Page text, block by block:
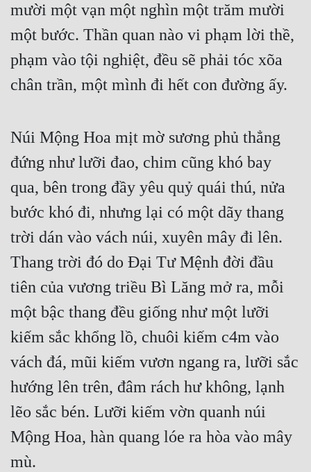
Cổ Tiên Hiệp
Cổ Đại
Du Hí
Dã Sử
Góc Nhìn Nam
Góc Nhìn Nữ
Huyền Huyễn
Huyền Nghi
Huyền Ảo
Hài Hước
Hệ Thống
Học Đường
Khoa Huyễn Không Gian
mười một vạn một nghìn một trăm mười
một bước. Thần quan nào vi phạm lời thề,
phạm vào tội nghiệt, đều sẽ phải tóc xõa
chân trần, một mình đi hết con đường ấy.
Núi Mộng Hoa mịt mờ sương phủ thẳng
đứng như lưỡi đao, chim cũng khó bay
qua, bên trong đầy yêu quỷ quái thú, nửa
bước khó đi, nhưng lại có một dãy thang
trời dán vào vách núi, xuyên mây đi lên.
Thang trời đó do Đại Tư Mệnh đời đầu
tiên của vương triều Bì Lăng mở ra, mỗi
một bậc thang đều giống như một lưỡi
kiếm sắc khổng lồ, chuôi kiếm c4m vào
vách đá, mũi kiếm vươn ngang ra, lưỡi sắc
hướng lên trên, đâm rách hư không, lạnh
lẽo sắc bén. Lưỡi kiếm vờn quanh núi
Mộng Hoa, hàn quang lóe ra hòa vào mây
mù.